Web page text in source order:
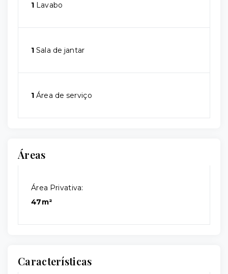
1 Lavabo
1 Sala de jantar
1 Área de serviço
Áreas
Área Privativa:
47m²
Características